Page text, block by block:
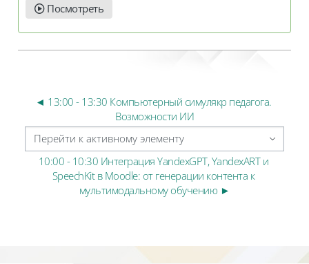
Посмотреть
◄ 13:00 - 13:30 Компьютерный симулякр педагога.
Возможности ИИ
Перейти к активному элементу
10:00 - 10:30 Интеграция YandexGPT, YandexART и
SpeechKit в Moodle: от генерации контента к
мультимодальному обучению ►